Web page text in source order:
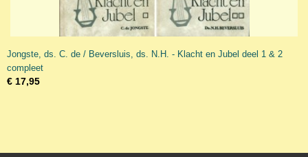
Jongste, ds. C. de / Beversluis, ds. N.H. - Klacht en Jubel deel 1 & 2
compleet
€ 17,95